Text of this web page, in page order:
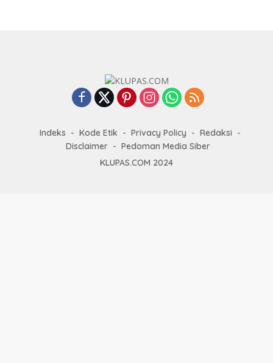
Indeks Kode Etik Privacy Policy
Redaksi
Disclaimer
Pedoman Media Siber
KLUPAS.COM 2024